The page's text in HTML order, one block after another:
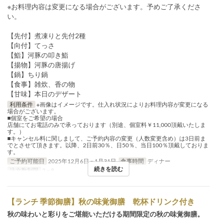
※お料理内容は変更になる場合がございます。予めご了承くださ
い。
【先付】煮凍りと先付2種
【向付】てっさ
【鮨】河豚の叩き鮨
【揚物】河豚の唐揚げ
【鍋】ちり鍋
【食事】雑炊、香の物
【甘味】本日のデザート
利用条件 ※画像はイメージです。仕入れ状況によりお料理内容が変更になる
場合がございます。
■個室をご希望の場合
店舗にてお電話のみで承っております（別途、個室料￥11,000頂戴いたしま
す。）
■キャンセル料に関しまして、ご予約内容の変更（人数変更含め）は3日前ま
でとさせて頂きます。以降、2日前30％、日50％、当日100％頂戴しておりま
す。
ご予約可能日 2025年12月6日 ~ 1月31日 食事時間 ディナー
注文数制限
2 ~ 8 続きを読む
【ランチ 季節御膳】秋の味覚御膳 乾杯ドリンク付き
秋の味わいと彩りをご堪能いただける期間限定の秋の味覚御膳。